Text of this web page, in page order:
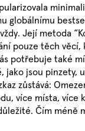
globálnímu
Její metoda
pouze těch
potřebuje také
jako jsou pinzety,
zůstává:
více místa, více
Čím méně